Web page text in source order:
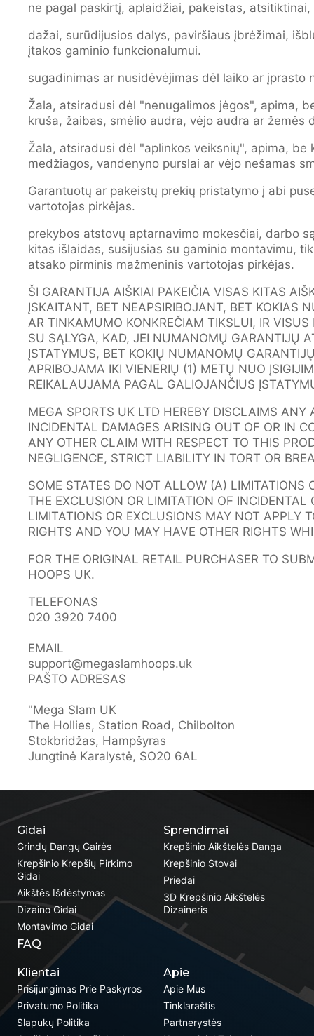
ne pagal paskirtį, aplaidžiai, pakeistas,
dažai, surūdijusios dalys, paviršiaus įbrėžimai,
įtakos gaminio funkcionalumui.
sugadinimas ar nusidėvėjimas dėl laiko ar įprasto
Žala, atsiradusi dėl "nenugalimos jėgos", apima,
kruša, žaibas, smėlio audra, vėjo audra ar žemės
Žala, atsiradusi dėl "aplinkos veiksnių", apima,
medžiagos, vandenyno purslai ar vėjo nešamas
Garantuotų ar pakeistų prekių pristatymo į abi
vartotojas pirkėjas.
prekybos atstovų aptarnavimo mokesčiai, darbo
kitas išlaidas, susijusias su gaminio montavimu,
atsako pirminis mažmeninis vartotojas pirkėjas.
ŠI GARANTIJA AIŠKIAI PAKEIČIA VISAS KITAS
ĮSKAITANT, BET NEAPSIRIBOJANT, BET KOKIAS
AR TINKAMUMO KONKREČIAM TIKSLUI, IR
SU SĄLYGA, KAD, JEI NUMANOMŲ GARANTIJŲ
ĮSTATYMUS, BET KOKIŲ NUMANOMŲ
APRIBOJAMA IKI VIENERIŲ (1) METŲ NUO
REIKALAUJAMA PAGAL GALIOJANČIUS
MEGA SPORTS UK LTD HEREBY DISCLAIMS
INCIDENTAL DAMAGES ARISING OUT OF OR IN
ANY OTHER CLAIM WITH RESPECT TO THIS
NEGLIGENCE, STRICT LIABILITY IN TORT OR
SOME STATES DO NOT ALLOW (A)
THE EXCLUSION OR LIMITATION OF
LIMITATIONS OR EXCLUSIONS MAY NOT APPLY
RIGHTS AND YOU MAY HAVE OTHER RIGHTS
FOR THE ORIGINAL RETAIL PURCHASER TO
HOOPS UK.
TELEFONAS
020 3920 7400
EMAIL
support@megaslamhoops.uk
PAŠTO ADRESAS
"Mega Slam UK
The Hollies, Station Road, Chilbolton
Stokbridžas, Hampšyras
Jungtinė Karalystė, SO20 6AL
Sprendimai
Krepšinio Aikštelės Danga
Krepšinio Stovai
Priedai
3D Krepšinio Aikštelės
Dizaineris
Gidai
Grindų Dangų Gairės
Krepšinio Krepšių Pirkimo
Gidai
Aikštės Išdėstymas
Dizaino Gidai
Montavimo Gidai
FAQ
Klientai
Prisijungimas Prie Paskyros
Privatumo Politika
Slapukų Politika
Apie
Apie Mus
Tinklaraštis
Partnerystės